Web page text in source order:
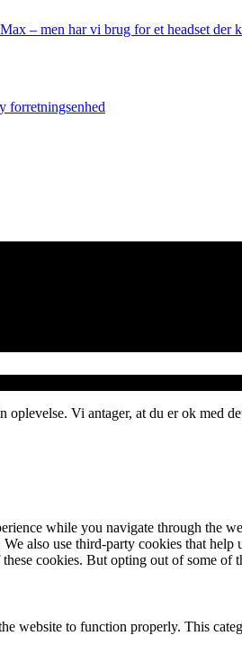
– men har vi brug for et headset der
forretningsenhed
Vi antager, at du er ok med
while you navigate through the
also use third-party cookies that
cookies. But opting out of some of
website to function properly. This